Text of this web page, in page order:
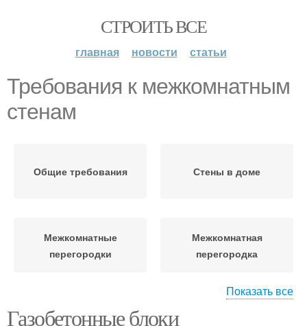
СТРОИТЬ ВСЕ
главная новости статьи
Требования к межкомнатным
стенам
Общие требования Стены в доме
Межкомнатные
перегородки
Межкомнатная
перегородка
Межкомнатные стены Примыкание к стене
Показать все
Газобетонные блоки